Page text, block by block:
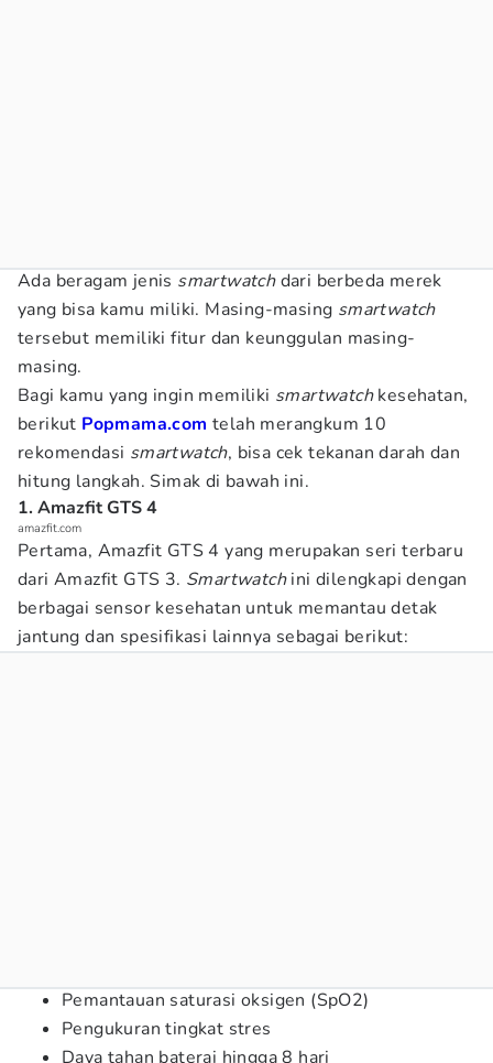
Ada beragam jenis smartwatchdari berbeda merek
yang bisa kamu miliki. Masing-masing smartwatch
tersebut memiliki fitur dan keunggulan masing-
masing.
Bagi kamu yang ingin memiliki smartwatchkesehatan,
berikut Popmama.com telah merangkum 10
rekomendasi smartwatch, bisa cek tekanan darah dan
hitung langkah. Simak di bawah ini.
1. Amazfit GTS 4
amazfit.com
Pertama, Amazfit GTS 4 yang merupakan seri terbaru
dari Amazfit GTS 3. Smartwatchini dilengkapi dengan
berbagai sensor kesehatan untuk memantau detak
jantung dan spesifikasi lainnya sebagai berikut:
Pemantauan saturasi oksigen (SpO2)
Pengukuran tingkat stres
Daya tahan baterai hingga 8 hari